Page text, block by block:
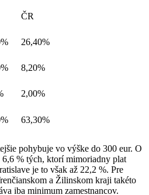
ČR
26,40%
8,20%
2,00%
63,30%
pohybuje vo výške do 300 eur. O
% tých, ktorí mimoriadny plat
je to však až 22,2 %. Pre
a Žilinskom kraji takéto
iba minimum zamestnancov.